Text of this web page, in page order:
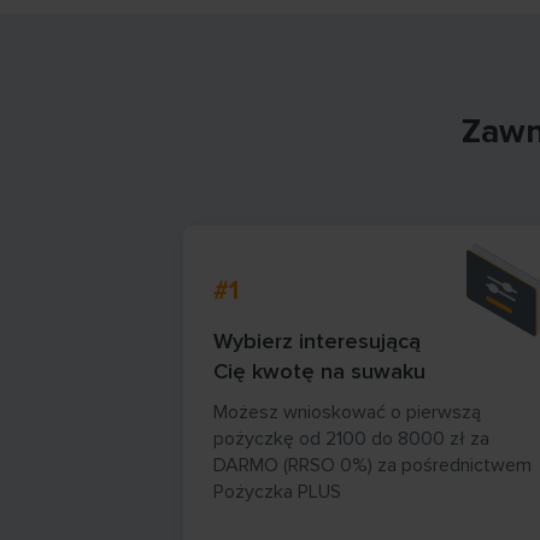
#1
Wybierz interesującą
Cię kwotę na suwaku
Możesz wnioskować o pierwszą
pożyczkę od 2100 do 8000 zł za
DARMO (RRSO 0%) za pośrednictwem
Pożyczka PLUS